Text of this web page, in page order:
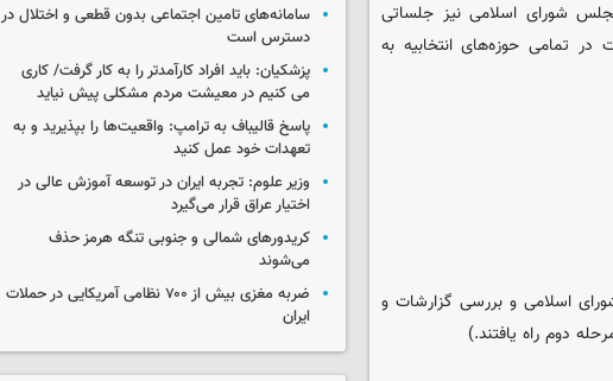
انتخابات مجلس شورای اسلامی نیز جلساتی
تمامی حوزه‌های انتخابیه به
قانون انتخابات مجلس شورای اسلامی و بررسی گزارشات و
دوم راه یافتند.)
سامانه‌های تامین اجتماعی بدون قطعی و اختلال در
دسترس است
پزشکیان: باید افراد کارآمدتر را به کار گرفت/ کاری
می کنیم در معیشت مردم مشکلی پیش نیاید
پاسخ قالیباف به ترامپ: واقعیت‌ها را بپذیرید و به
تعهدات خود عمل کنید
وزیر علوم: تجربه ایران در توسعه آموزش عالی در
اختیار عراق قرار می‌گیرد
کریدورهای شمالی و جنوبی تنگه هرمز حذف
می‌شوند
ضربه مغزی بیش از ۷۰۰ نظامی آمریکایی در حملات
ایران